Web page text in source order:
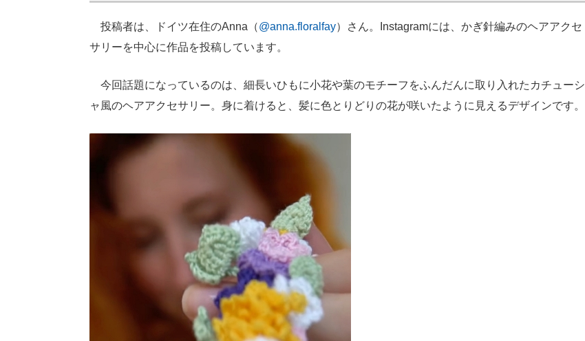
投稿者は、ドイツ在住のAnna（@anna.floralfay）さん。Instagramには、かぎ針編みのヘアアクセ
サリーを中心に作品を投稿しています。
今回話題になっているのは、細長いひもに小花や葉のモチーフをふんだんに取り入れたカチューシ
ャ風のヘアアクセサリー。身に着けると、髪に色とりどりの花が咲いたように見えるデザインです。